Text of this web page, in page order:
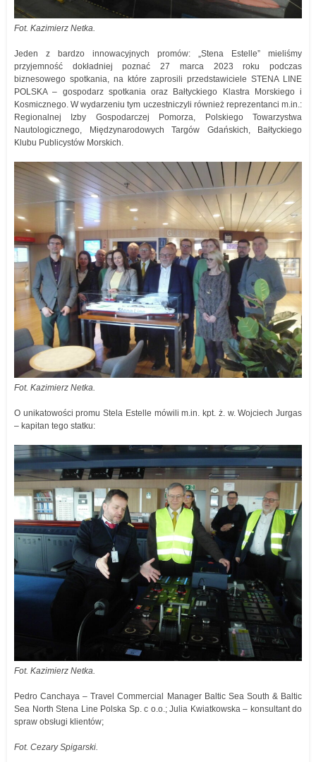
Fot. Kazimierz Netka.
Jeden z bardzo innowacyjnych promów: „Stena Estelle” mieliśmy
przyjemność dokładniej poznać 27 marca 2023 roku podczas
biznesowego spotkania, na które zaprosili przedstawiciele STENA LINE
POLSKA – gospodarz spotkania oraz Bałtyckiego Klastra Morskiego i
Kosmicznego. W wydarzeniu tym uczestniczyli również reprezentanci m.in.:
Regionalnej Izby Gospodarczej Pomorza, Polskiego Towarzystwa
Nautologicznego, Międzynarodowych Targów Gdańskich, Bałtyckiego
Klubu Publicystów Morskich.
Fot. Kazimierz Netka.
O unikatowości promu Stela Estelle mówili m.in. kpt. ż. w. Wojciech Jurgas
– kapitan tego statku:
Fot. Kazimierz Netka.
Pedro Canchaya – Travel Commercial Manager Baltic Sea South & Baltic
Sea North Stena Line Polska Sp. c o.o.; Julia Kwiatkowska – konsultant do
spraw obsługi klientów;
Fot. Cezary Spigarski.